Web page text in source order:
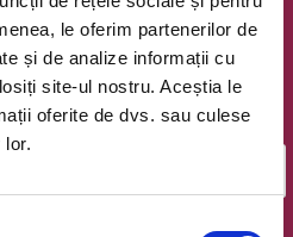
le oferim partenerilor de
și de analize informații cu
site-ul nostru. Aceștia le
oferite de dvs. sau culese
@ Bilete.ro
saptamanala cu cele mai noi